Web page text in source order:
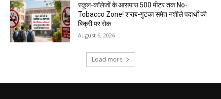
स्कूल-कॉलेजों के आसपास 500 मीटर तक No-
Tobacco Zone! शराब-गुटका समेत नशीले पदार्थों की
बिक्री पर रोक
August 6, 2026
Load more